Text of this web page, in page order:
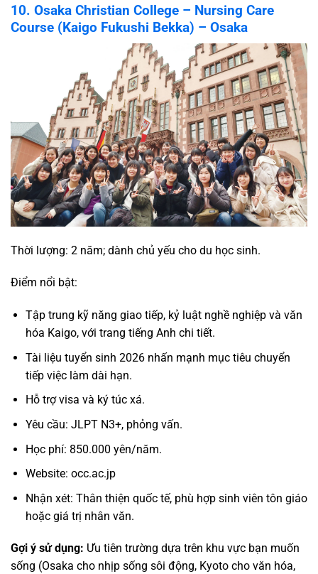
10. Osaka Christian College – Nursing Care
Course (Kaigo Fukushi Bekka) – Osaka
Thời lượng: 2 năm; dành chủ yếu cho du học sinh.
Điểm nổi bật:
Tập trung kỹ năng giao tiếp, kỷ luật nghề nghiệp và văn
hóa Kaigo, với trang tiếng Anh chi tiết.
Tài liệu tuyển sinh 2026 nhấn mạnh mục tiêu chuyển
tiếp việc làm dài hạn.
Hỗ trợ visa và ký túc xá.
Yêu cầu: JLPT N3+, phỏng vấn.
Học phí: 850.000 yên/năm.
Website: occ.ac.jp
Nhận xét: Thân thiện quốc tế, phù hợp sinh viên tôn giáo
hoặc giá trị nhân văn.
Gợi ý sử dụng: Ưu tiên trường dựa trên khu vực bạn muốn
sống (Osaka cho nhịp sống sôi động, Kyoto cho văn hóa,